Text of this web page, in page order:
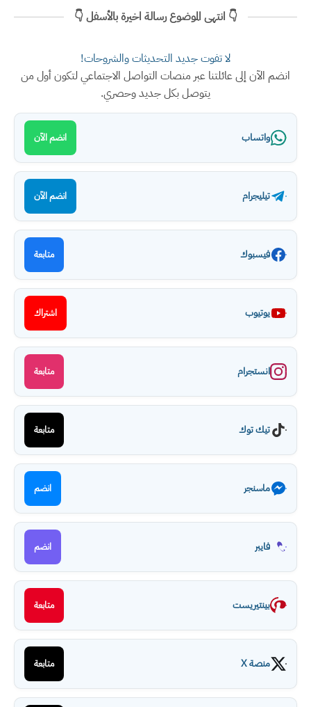
👇 انتهى الموضوع رسالة اخيرة بالأسفل 👇
لا تفوت جديد التحديثات والشروحات!
انضم الآن إلى عائلتنا عبر منصات التواصل الاجتماعي لتكون أول من
يتوصل بكل جديد وحصري.
واتساب انضم الآن
تيليجرام انضم الآن
فيسبوك متابعة
يوتيوب اشتراك
انستجرام متابعة
تيك توك متابعة
ماسنجر انضم
فايبر انضم
بينتيريست متابعة
منصة X متابعة